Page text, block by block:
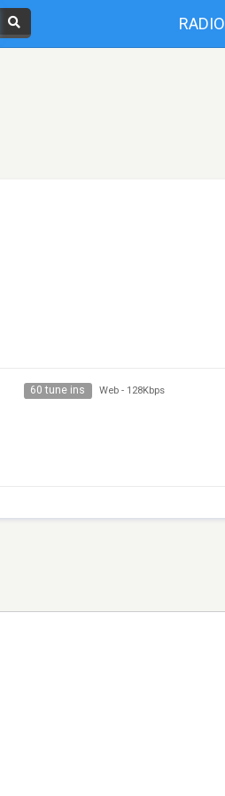
RADIO
60 tune ins Web - 128Kbps